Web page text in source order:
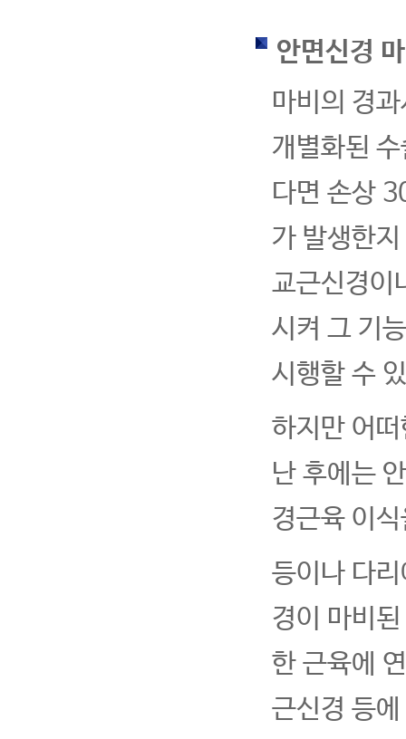
안면신경
마비의 경
개별화된
다면 손상
가 발생한
교근신경이
시켜 그 기
시행할 수
하지만 어
난 후에는
경근육 이
등이나 다
경이 마비
한 근육에
근신경 등